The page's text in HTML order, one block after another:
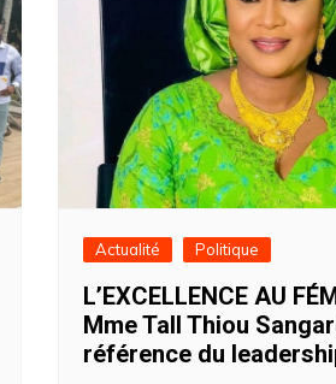
Actualité Politique
L’EXCELLENCE AU
Mme Tall Thiou
référence du